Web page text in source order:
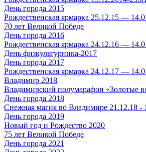
День города 2015
Рождественская ярмарка 25.12.15 —
70 лет Великой Победе
День города 2016
Рождественская ярмарка 24.12.16 —
День физкультурника-2017
День города 2017
Рождественская ярмарка 24.12.17 —
Владимир 2018
Владимирский полумарафон «Золотые
День города 2018
Снежная магия во Владимире 21.12.18 -
День города 2019
Новый год и Рождество 2020
75 лет Великой Победе
День города 2021